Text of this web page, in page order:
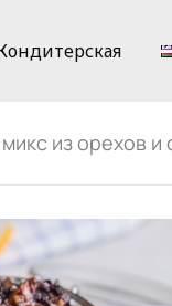
из орехов и